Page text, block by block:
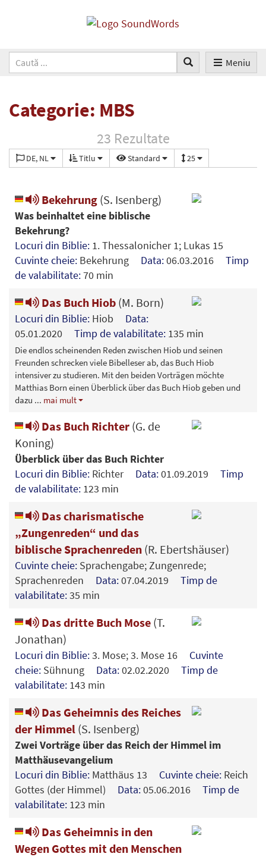
Meniu
Categorie: MBS
23 Rezultate
DE, NL Titlu Standard 25
Bekehrung (S. Isenberg)
Was beinhaltet eine biblische
Bekehrung?
Locuri din Biblie: 1. Thessalonicher 1; Lukas 15
Cuvinte cheie: Bekehrung Data:06.03.2016 Timp
de valabilitate:70 min
Das Buch Hiob (M. Born)
Locuri din Biblie: Hiob Data:
05.01.2020 Timp de valabilitate: 135 min
Die endlos scheinenden Reden zwischen Hiob und seinen
Freunden schrecken viele Bibelleser ab, das Buch Hiob
intensiver zu studieren. Mit den beiden Vorträgen möchte
Matthias Born einen Überblick über das Buch Hiob geben und
dazu ... mai mult
Das Buch Richter (G. de
Koning)
Überblick über das Buch Richter
Locuri din Biblie: Richter Data:01.09.2019 Timp
de valabilitate: 123 min
Das charismatische
„Zungenreden“ und das
biblische Sprachenreden (R. Ebertshäuser)
Cuvinte cheie: Sprachengabe; Zungenrede;
Sprachenreden Data:07.04.2019 Timp de
valabilitate:35 min
Das dritte Buch Mose (T.
Jonathan)
Locuri din Biblie:3. Mose; 3. Mose 16 Cuvinte
cheie: Sühnung Data:02.02.2020 Timp de
valabilitate: 143 min
Das Geheimnis des Reiches
der Himmel (S. Isenberg)
Zwei Vorträge über das Reich der Himmel im
Matthäusevangelium
Locuri din Biblie: Matthäus 13 Cuvinte cheie: Reich
Gottes (der Himmel) Data:05.06.2016 Timp de
valabilitate: 123 min
Das Geheimnis in den
Wegen Gottes mit den Menschen